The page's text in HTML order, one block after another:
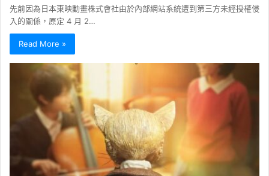
先前因為日本東映動畫株式會社由於內部網站系統遭到第三方未經授權侵
入的關係，原定 4 月 2…
Read More »